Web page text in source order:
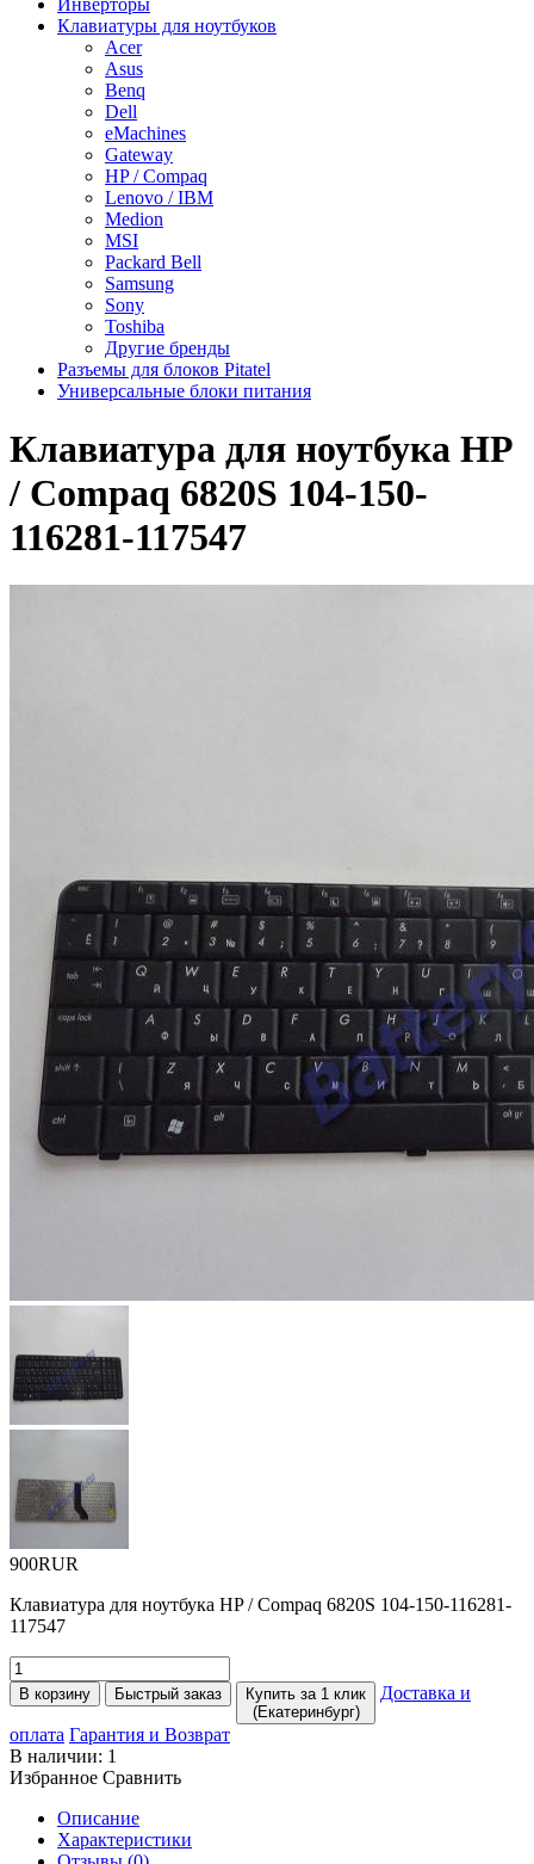
Клавиатуры для ноутбуков
Acer
Asus
Benq
Dell
eMachines
Gateway
HP / Compaq
Lenovo / IBM
Medion
MSI
Packard Bell
Samsung
Sony
Toshiba
Другие бренды
Разъемы для блоков Pitatel
Универсальные блоки питания
Клавиатура для ноутбука HP
/ Compaq 6820S 104-150-
116281-117547
900RUR
Клавиатура для ноутбука HP / Compaq 6820S 104-150-116281-
117547
В корзину Быстрый заказ
Купить за 1 клик
(Екатеринбург)
Доставка и
оплата Гарантия и Возврат
В наличии: 1
Избранное Сравнить
Описание
Характеристики